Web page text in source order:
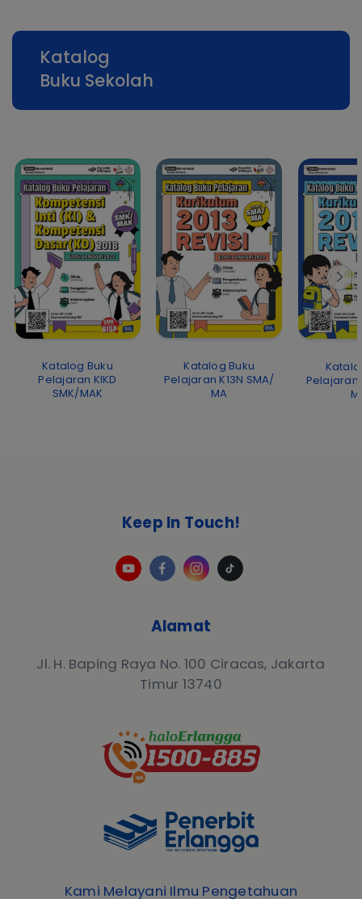
Katalog
Buku Sekolah
Katalog Buku
Pelajaran KIKD
SMK/MAK
Katalog Buku
Pelajaran K13N SMA/
MA
Pelajaran
Alamat
Jl. H. Baping Raya No. 100 Ciracas, Jakarta
Timur 13740
Keep In Touch!
Kami Melayani Ilmu Pengetahuan